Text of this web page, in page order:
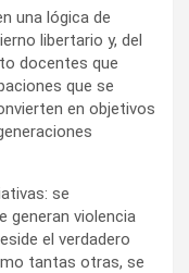
una lógica de
libertario y, del
docentes que
que se
en objetivos
se
generan violencia
el verdadero
tantas otras, se